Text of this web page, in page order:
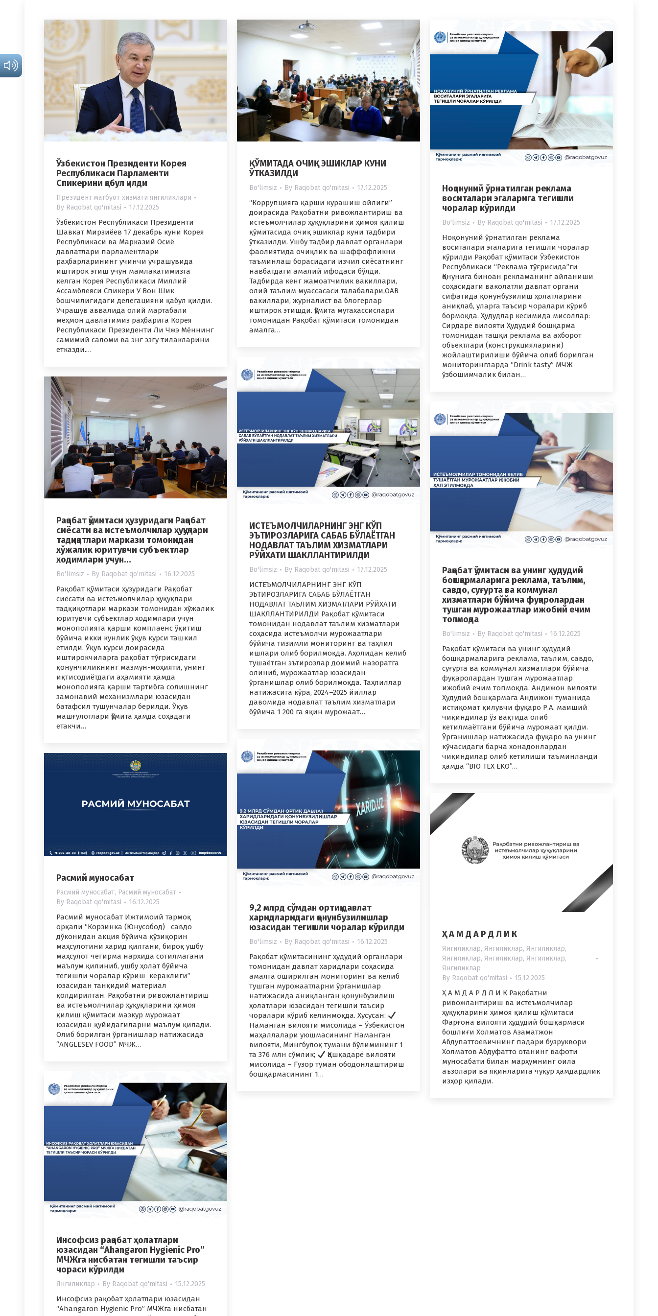
Ўзбекистон Президенти Корея
Республикаси Парламенти
Спикерини қабул қилди
Президент матбуот хизмати янгиликлари
By Raqobat qo'mitasi 17.12.2025
Ўзбекистон Республикаси Президенти
Шавкат Мирзиёев 17 декабрь куни Корея
Республикаси ва Марказий Осиё
давлатлари парламентлари
раҳбарларининг учинчи учрашувида
иштирок этиш учун мамлакатимизга
келган Корея Республикаси Миллий
Ассамблеяси Спикери У Вон Шик
бошчилигидаги делегацияни қабул қилди.
Учрашув аввалида олий мартабали
меҳмон давлатимиз раҳбарига Корея
Республикаси Президенти Ли Чжэ Мённинг
самимий саломи ва энг эзгу тилакларини
етказди.…
ҚЎМИТАДА ОЧИҚ ЭШИКЛАР КУНИ
ЎТКАЗИЛДИ
Bo'limsiz By Raqobat qo'mitasi 17.12.2025
“Коррупцияга қарши курашиш ойлиги”
доирасида Рақобатни ривожлантириш ва
истеъмолчилар ҳуқуқларини ҳимоя қилиш
қўмитасида очиқ эшиклар куни тадбири
ўтказилди. Ушбу тадбир давлат органлари
фаолиятида очиқлик ва шаффофликни
таъминлаш борасидаги изчил сиёсатнинг
навбатдаги амалий ифодаси бўлди.
Тадбирда кенг жамоатчилик вакиллари,
олий таълим муассасаси талабалари,ОАВ
вакиллари, журналист ва блогерлар
иштирок этишди. Қўмита мутахассислари
томонидан Рақобат қўмитаси томонидан
амалга…
Ноқонуний ўрнатилган реклама
воситалари эгаларига тегишли
чоралар кўрилди
Bo'limsiz By Raqobat qo'mitasi 17.12.2025
Ноқонуний ўрнатилган реклама
воситалари эгаларига тегишли чоралар
кўрилди Рақобат қўмитаси Ўзбекистон
Республикаси “Реклама тўғрисида”ги
Қонунига биноан рекламанинг айланиши
соҳасидаги ваколатли давлат органи
сифатида қонунбузилиш ҳолатларини
аниқлаб, уларга таъсир чоралари кўриб
бормоқда. Ҳудудлар кесимида мисоллар:
Сирдарё вилояти Ҳудудий бошқарма
томонидан ташқи реклама ва ахборот
объектлари (конструкцияларини)
жойлаштирилиши бўйича олиб борилган
мониторингларда “Drink tasty” МЧЖ
ўзбошимчалик билан…
ИСТЕЪМОЛЧИЛАРНИНГ ЭНГ КЎП
ЭЪТИРОЗЛАРИГА САБАБ БЎЛАЁТГАН
НОДАВЛАТ ТАЪЛИМ ХИЗМАТЛАРИ
РЎЙХАТИ ШАКЛЛАНТИРИЛДИ
Bo'limsiz By Raqobat qo'mitasi 17.12.2025
ИСТЕЪМОЛЧИЛАРНИНГ ЭНГ КЎП
ЭЪТИРОЗЛАРИГА САБАБ БЎЛАЁТГАН
НОДАВЛАТ ТАЪЛИМ ХИЗМАТЛАРИ РЎЙХАТИ
ШАКЛЛАНТИРИЛДИ Рақобат қўмитаси
томонидан нодавлат таълим хизматлари
соҳасида истеъмолчи мурожаатлари
бўйича тизимли мониторинг ва таҳлил
ишлари олиб борилмоқда. Аҳолидан келиб
тушаётган эътирозлар доимий назоратга
олиниб, мурожаатлар юзасидан
ўрганишлар олиб борилмоқда. Таҳлиллар
натижасига кўра, 2024–2025 йиллар
давомида нодавлат таълим хизматлари
бўйича 1 200 га яқин мурожаат…
Рақобат қўмитаси ҳузуридаги Рақобат
сиёсати ва истеъмолчилар ҳуқуқлари
тадқиқотлари маркази томонидан
хўжалик юритувчи субъектлар
ходимлари учун…
Bo'limsiz By Raqobat qo'mitasi 16.12.2025
Рақобат қўмитаси ҳузуридаги Рақобат
сиёсати ва истеъмолчилар ҳуқуқлари
тадқиқотлари маркази томонидан хўжалик
юритувчи субъектлар ходимлари учун
монополияга қарши комплаенс ўқитиш
бўйича икки кунлик ўқув курси ташкил
етилди. Ўқув курси доирасида
иштирокчиларга рақобат тўғрисидаги
қонунчиликнинг мазмун-моҳияти, унинг
иқтисодиётдаги аҳамияти ҳамда
монополияга қарши тартибга солишнинг
замонавий механизмлари юзасидан
батафсил тушунчалар берилди. Ўқув
машғулотлари Қўмита ҳамда соҳадаги
етакчи…
Рақобат қўмитаси ва унинг ҳудудий
бошқармаларига реклама, таълим,
савдо, суғурта ва коммунал
хизматлари бўйича фуқаролардан
тушган мурожаатлар ижобий ечим
топмоқда
Bo'limsiz By Raqobat qo'mitasi 16.12.2025
Рақобат қўмитаси ва унинг ҳудудий
бошқармаларига реклама, таълим, савдо,
суғурта ва коммунал хизматлари бўйича
фуқаролардан тушган мурожаатлар
ижобий ечим топмоқда. Андижон вилояти
Ҳудудий бошқармага Андижон туманида
истиқомат қилувчи фуқаро Р.А. маиший
чиқиндилар ўз вақтида олиб
кетилмаётгани бўйича мурожаат қилди.
Ўрганишлар натижасида фуқаро ва унинг
кўчасидаги барча хонадонлардан
чиқиндилар олиб кетилиши таъминланди
ҳамда “BIO TEX EKO”…
9,2 млрд сўмдан ортиқ давлат
харидларидаги қонунбузилишлар
юзасидан тегишли чоралар кўрилди
Bo'limsiz By Raqobat qo'mitasi 16.12.2025
Рақобат қўмитасининг ҳудудий органлари
томонидан давлат харидлари соҳасида
амалга оширилган мониторинг ва келиб
тушган мурожаатларни ўрганишлар
натижасида аниқланган қонунбузилиш
ҳолатлари юзасидан тегишли таъсир
чоралари кўриб келинмоқда. Хусусан:
Наманган вилояти мисолида – Ўзбекистон
маҳаллалари уюшмасининг Наманган
вилояти, Мингбулоқ тумани бўлимининг 1
та 376 млн сўмлик;
Қашқадарё вилояти
мисолида – Ғузор туман ободонлаштириш
бошқармасининг 1…
Расмий муносабат
Расмий муносабат, Расмий муносабат
By Raqobat qo'mitasi 16.12.2025
Расмий муносабат Ижтимоий тармоқ
орқали “Корзинка (Юнусобод) савдо
дўконидан акция бўйича қўзиқорин
маҳсулотини харид қилгани, бироқ ушбу
маҳсулот чегирма нархида сотилмагани
маълум қилиниб, ушбу ҳолат бўйича
тегишли чоралар кўриш кераклиги”
юзасидан танқидий материал
қолдирилган. Рақобатни ривожлантириш
ва истеъмолчилар ҳуқуқларини ҳимоя
қилиш қўмитаси мазкур мурожаат
юзасидан қуйидагиларни маълум қилади.
Олиб борилган ўрганишлар натижасида
“ANGLESEV FOOD” МЧЖ…
Ҳ А М Д А Р Д Л И К
Янгиликлар, Янгиликлар, Янгиликлар,
Янгиликлар, Янгиликлар, Янгиликлар,
Янгиликлар
By Raqobat qo'mitasi 15.12.2025
Ҳ А М Д А Р Д Л И К Рақобатни
ривожлантириш ва истеъмолчилар
ҳуқуқларини ҳимоя қилиш қўмитаси
Фарғона вилояти ҳудудий бошқармаси
бошлиғи Холматов Азаматжон
Абдупаттоевичнинг падари бузруквори
Холматов Абдуфатто отанинг вафоти
муносабати билан марҳумнинг оила
аъзолари ва яқинларига чуқур ҳамдардлик
изҳор қилади.
Инсофсиз рақобат ҳолатлари
юзасидан “Ahangaron Hygienic Pro”
МЧЖга нисбатан тегишли таъсир
чораси кўрилди
Янгиликлар By Raqobat qo'mitasi 15.12.2025
Инсофсиз рақобат ҳолатлари юзасидан
“Ahangaron Hygienic Pro” МЧЖга нисбатан